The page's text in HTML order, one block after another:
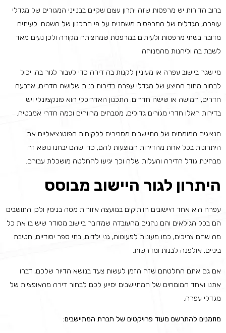
ברוב הדירות יש מרפסות שזה יתרון עצום שקיים בבנייני המגורים של מגדלי
עופרה, הגדלים של המרפסות משתנים על פי התכנון של השטח. לעיתים
מדובר בשתי מרפסות ולעיתים במרפסת שמחציתה מקורה ולכן נעים מאד
לשבת בה וליהנות מהמנוחה.
מי שגר ביישוב עפרה או מעוניין לקנות בה דירה כדי לעבור לגור בה, יכול
לבחור מתוך ההיצע של מגדלי עפרה בדירות בנות שלושה חדרים, ארבעה
חדרים, חמישה או שישה חדרים. התכנון האדריכלי הוא פונקציונלי ויש
בדירות האלו חדרי מגורים גדולים, מטבחים מרווחים וכמה חדרי אמבטיה.
הנציגים המומחים של התיישבים מסבירים ללקוחות הפוטנציאליים את
היתרונות בכל אחת מהדירות המוצעות להם, כדי שהם יבחנו נושא זה
מבחינת גודל הדירה והעלות שלה וכך יגיעו להחלטה מושכלת עבורם.
היתרון לגור היישוב מבוסס
עפרה הוא אחד היישובים הוותיקים במועצה אזורית מטה בנימין ולכן התושבים
הם בכל הגילאים והם נהנים מהעובדה שמדובר ביישוב מסודר שיש בו את כל
מה שהם צריכים, כמו מעונות לפעוטות, גני ילדים, בתי ספר יסודיים, חטיבת
ביניים, אולפנה לבנות ומדרשות.
אם גם אתם החלטתם שזה הזמן לעשות צעד בנושא הדיור שלכם, דברו
אתנו ואחד המומחים של המתיישבים יסייע לכם לבחור דירה מהאופציות של
מגדלי עפרה.
מוזמנים להתרשם מעוד פרויקטים של חברת המתיישבים: